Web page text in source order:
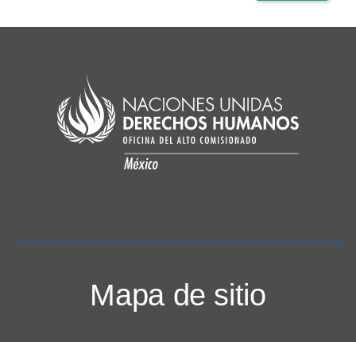
Mapa de sitio